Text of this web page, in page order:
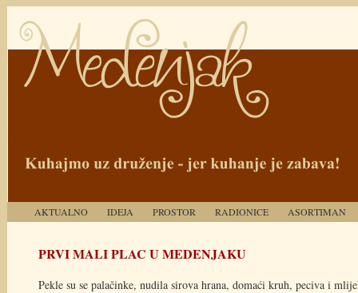
AKTUALNO IDEJA PROSTOR RADIONICE ASORTIMAN
PRVI MALI PLAC U MEDENJAKU
Pekle su se palačinke, nudila sirova hrana, domaći kruh, peciva i